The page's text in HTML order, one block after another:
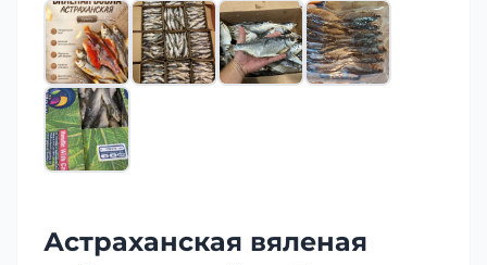
Астраханская вяленая